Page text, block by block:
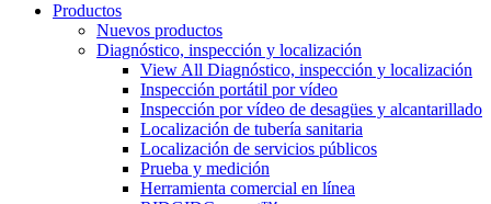
Productos
Nuevos productos
Diagnóstico, inspección y localización
View All Diagnóstico, inspección y localización
Inspección portátil por vídeo
Inspección por vídeo de desagües y alcantarillado
Localización de tubería sanitaria
Localización de servicios públicos
Prueba y medición
Herramienta comercial en línea